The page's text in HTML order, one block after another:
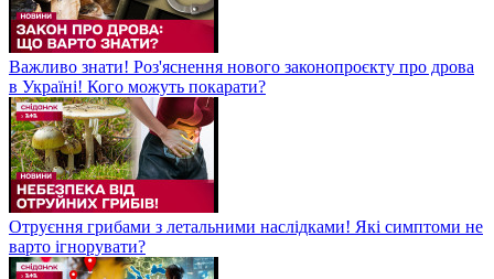
Важливо знати! Роз'яснення нового законопроєкту про дрова
в Україні! Кого можуть покарати?
Отруєння грибами з летальними наслідками! Які симптоми не
варто ігнорувати?